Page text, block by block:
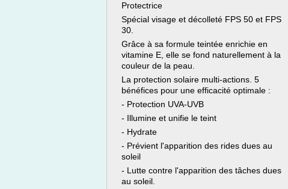
Protectrice
Spécial visage et décolleté FPS 50 et FPS
30.
Grâce à sa formule teintée enrichie en
vitamine E, elle se fond naturellement à la
couleur de la peau.
La protection solaire multi-actions. 5
bénéfices pour une efficacité optimale :
- Protection UVA-UVB
- Illumine et unifie le teint
- Hydrate
- Prévient l'apparition des rides dues au
soleil
- Lutte contre l'apparition des tâches dues
au soleil.